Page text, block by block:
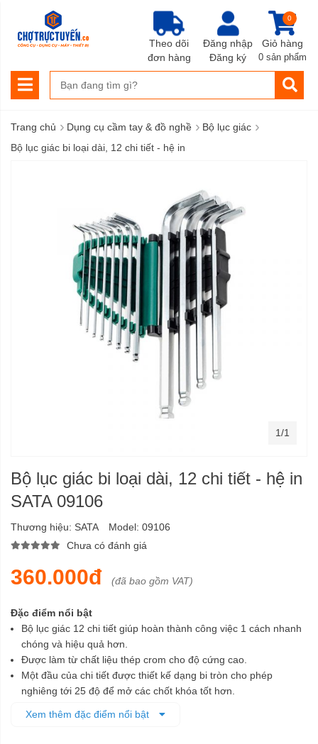
Đăng nhập
Đăng ký
Giỏ hàng
0
0 sản phẩm
Theo dõi
đơn hàng
Trang chủ › Dụng cụ cầm tay & đồ nghề › Bộ lục giác ›
Bộ lục giác bi loại dài, 12 chi tiết - hệ in
Bộ lục giác bi loại dài, 12 chi tiết - hệ in
SATA 09106
Thương hiệu: SATA Model: 09106
Chưa có đánh giá
360.000đ (đã bao gồm VAT)
Đặc điểm nổi bật
Bộ lục giác 12 chi tiết giúp hoàn thành công việc 1 cách nhanh
chóng và hiệu quả hơn.
Được làm từ chất liệu thép crom cho độ cứng cao.
Một đầu của chi tiết được thiết kế dạng bi tròn cho phép
nghiêng tới 25 độ để mở các chốt khóa tốt hơn.
sửa chữa và bảo dưỡng ô tô, máy móc, các thiết bị công
Xem thêm đặc điểm nổi bật
1/1